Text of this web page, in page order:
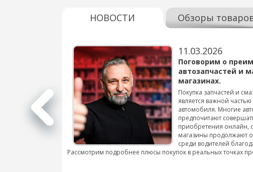
НОВОСТИ Обзоры
подробнее...
11.03.2026
Поговорим о
автозапчастей и
магазинах.
Покупка запчастей и
является важной
автомобиля. Многие
предпочитают
приобретения онлайн,
магазины продолжают
среди водителей
Рассмотрим подробнее плюсы покупок в реальных точках